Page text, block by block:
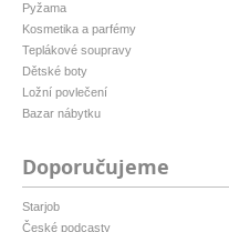
Pyžama
Kosmetika a parfémy
Teplákové soupravy
Dětské boty
Ložní povlečení
Bazar nábytku
Doporučujeme
Starjob
České podcasty